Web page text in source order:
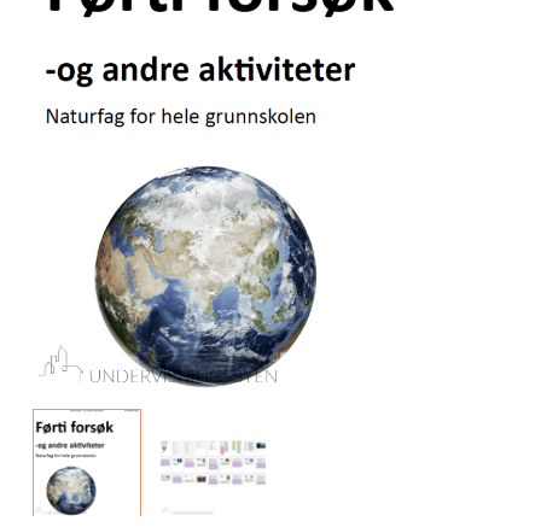
aktiviteter
naturfag
hele
grunnskolen